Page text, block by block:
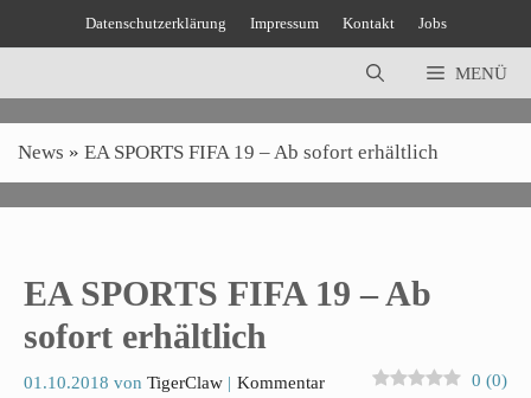
Datenschutzerklärung Impressum Kontakt Jobs
MENÜ
News » EA SPORTS FIFA 19 – Ab sofort erhältlich
EA SPORTS FIFA 19 – Ab
sofort erhältlich
01.10.2018 von TigerClaw 0 (0)
Kommentar